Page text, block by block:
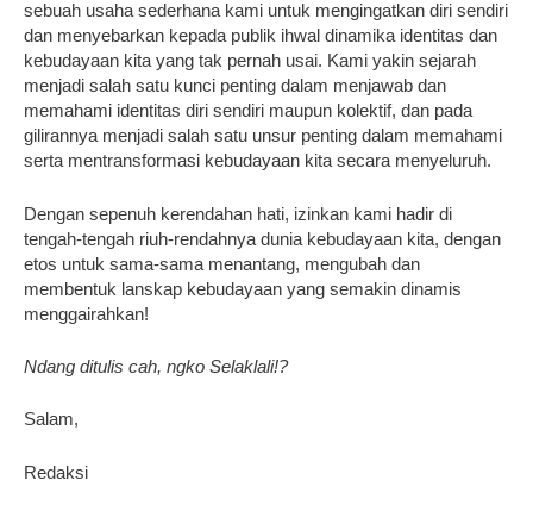
sebuah usaha sederhana kami untuk mengingatkan diri sendiri
dan menyebarkan kepada publik ihwal dinamika identitas dan
kebudayaan kita yang tak pernah usai. Kami yakin sejarah
menjadi salah satu kunci penting dalam menjawab dan
memahami identitas diri sendiri maupun kolektif, dan pada
gilirannya menjadi salah satu unsur penting dalam memahami
serta mentransformasi kebudayaan kita secara menyeluruh.
Dengan sepenuh kerendahan hati, izinkan kami hadir di
tengah-tengah riuh-rendahnya dunia kebudayaan kita, dengan
etos untuk sama-sama menantang, mengubah dan
membentuk lanskap kebudayaan yang semakin dinamis
menggairahkan!
Ndang ditulis cah, ngko Selaklali!?
Salam,
Redaksi